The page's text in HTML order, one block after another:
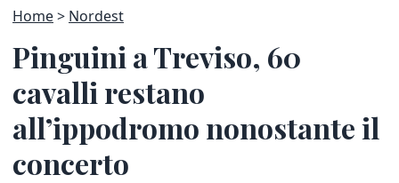
Home Nordest
Pinguini a Treviso, 60
cavalli restano
all’ippodromo nonostante il
concerto